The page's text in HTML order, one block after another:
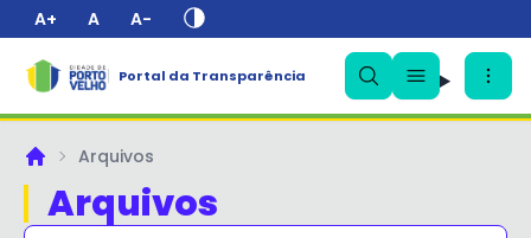
A+ A A-
Portal da Transparência
PrincipalArquivos
Arquivos
✕